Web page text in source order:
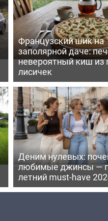
Французский шик на
заполярной даче:
невероятный киш из
лисичек
Деним нулевых:
любимые джинсы —
летний must-have